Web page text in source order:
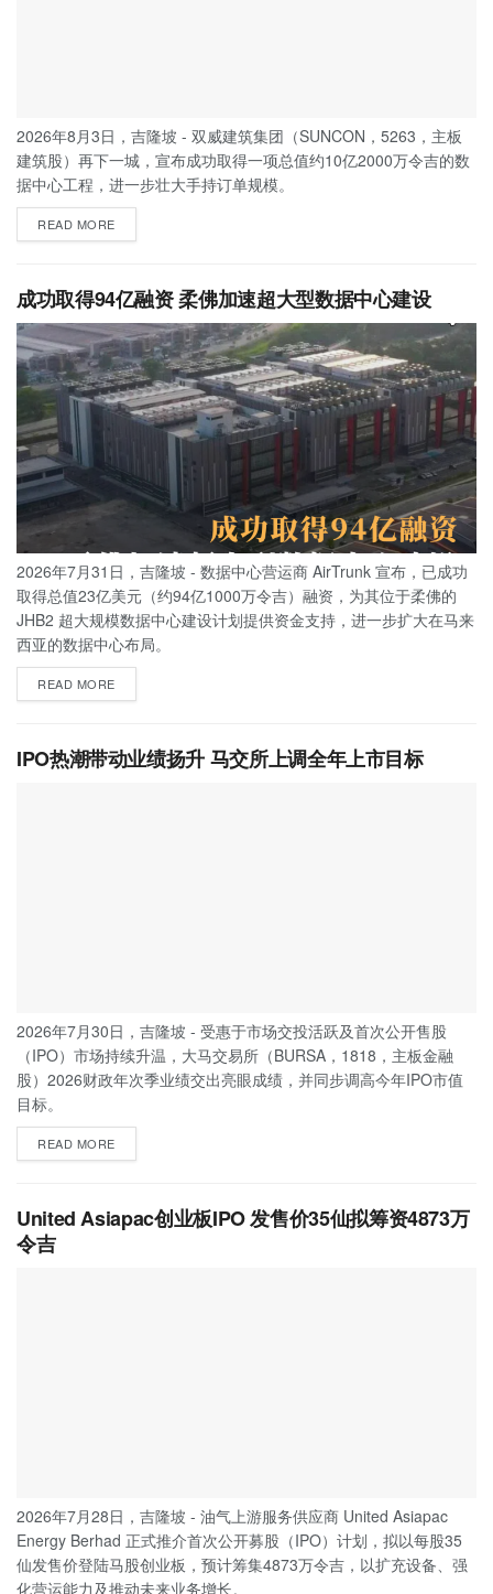
2026年8月3日，吉隆坡 - 双威建筑集团（SUNCON，5263，主板
建筑股）再下一城，宣布成功取得一项总值约10亿2000万令吉的数
据中心工程，进一步壮大手持订单规模。
READ MORE
成功取得94亿融资 柔佛加速超大型数据中心建设
2026年7月31日，吉隆坡 - 数据中心营运商 AirTrunk 宣布，已成功
取得总值23亿美元（约94亿1000万令吉）融资，为其位于柔佛的
JHB2 超大规模数据中心建设计划提供资金支持，进一步扩大在马来
西亚的数据中心布局。
READ MORE
IPO热潮带动业绩扬升 马交所上调全年上市目标
2026年7月30日，吉隆坡 - 受惠于市场交投活跃及首次公开售股
（IPO）市场持续升温，大马交易所（BURSA，1818，主板金融
股）2026财政年次季业绩交出亮眼成绩，并同步调高今年IPO市值
目标。
READ MORE
United Asiapac创业板IPO 发售价35仙拟筹资4873万
令吉
2026年7月28日，吉隆坡 - 油气上游服务供应商 United Asiapac
Energy Berhad 正式推介首次公开募股（IPO）计划，拟以每股35
仙发售价登陆马股创业板，预计筹集4873万令吉，以扩充设备、强
化营运能力及推动未来业务增长。